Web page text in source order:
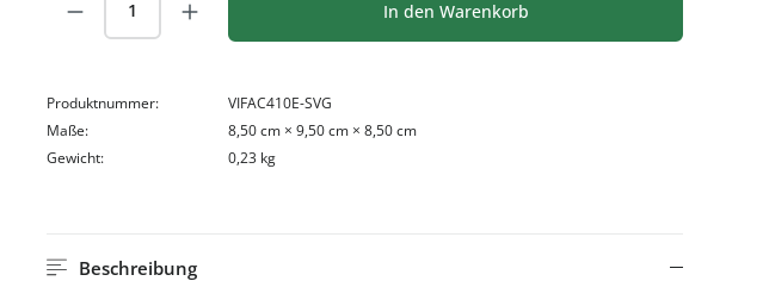
In den Warenkorb
Produktnummer:
VIFAC410E-SVG
Maße:
8,50 cm × 9,50 cm × 8,50 cm
Gewicht:
0,23 kg
Beschreibung